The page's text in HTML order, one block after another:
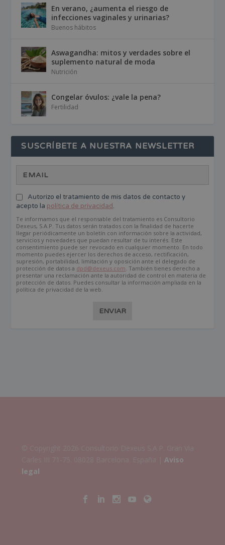
En verano, ¿aumenta el riesgo de
infecciones vaginales y urinarias?
Buenos hábitos
Aswagandha: mitos y verdades sobre el
suplemento natural de moda
Nutrición
Congelar óvulos: ¿vale la pena?
Fertilidad
SUSCRÍBETE A NUESTRA NEWSLETTER
Autorizo el tratamiento de mis datos de contacto y
acepto la política de privacidad.
Te informamos que el responsable del tratamiento es Consultorio
Dexeus, S.A.P. Tus datos serán tratados con la finalidad de hacerte
llegar periódicamente un boletín con información sobre la actividad,
servicios y novedades que puedan resultar de tu interés. Este
consentimiento puede ser revocado en cualquier momento. En todo
momento puedes ejercer los derechos de acceso, rectificación,
supresión, portabilidad, limitación y oposición ante el delegado de
protección de datos a dpd@dexeus.com . También tienes derecho a
presentar una reclamación ante la autoridad de control en materia de
protección de datos. Puedes consultar la información ampliada en la
política de privacidad de la web.
ENVIAR
Aviso
legal